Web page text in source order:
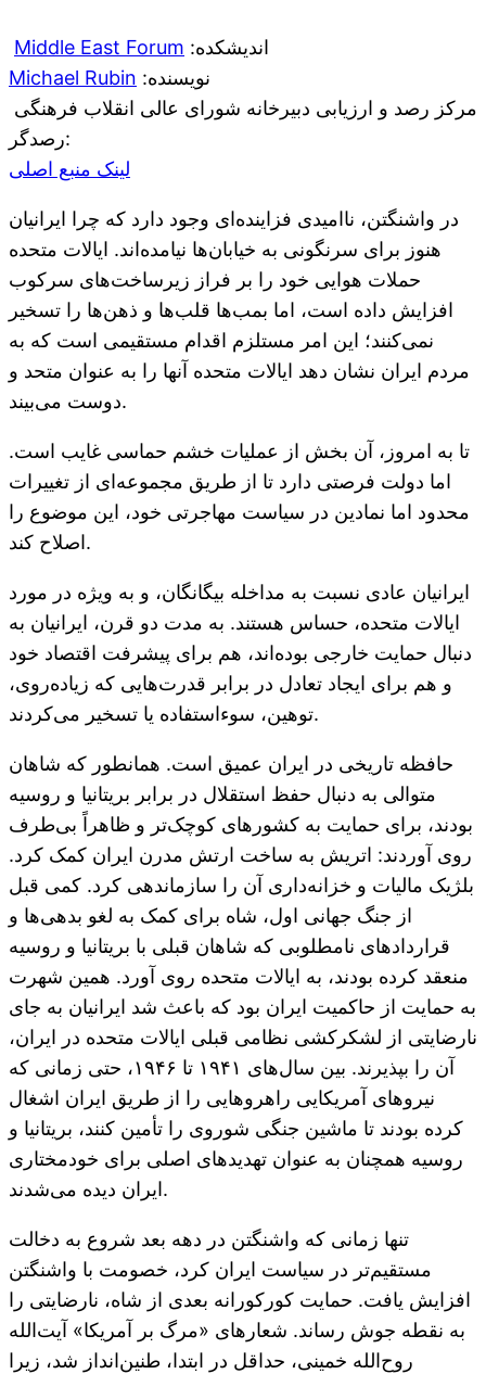
Middle East Forum :اندیشکده
Michael Rubin :نویسنده
مرکز رصد و ارزیابی دبیرخانه شورای عالی انقلاب فرهنگی
:رصدگر
لینک منبع اصلی
در واشنگتن، ناامیدی فزاینده‌ای وجود دارد که چرا ایرانیان
هنوز برای سرنگونی به خیابان‌ها نیامده‌اند. ایالات متحده
حملات هوایی خود را بر فراز زیرساخت‌های سرکوب
افزایش داده است، اما بمب‌ها قلب‌ها و ذهن‌ها را تسخیر
نمی‌کنند؛ این امر مستلزم اقدام مستقیمی است که به
مردم ایران نشان دهد ایالات متحده آنها را به عنوان متحد و
دوست می‌بیند.
تا به امروز، آن بخش از عملیات خشم حماسی غایب است.
اما دولت فرصتی دارد تا از طریق مجموعه‌ای از تغییرات
محدود اما نمادین در سیاست مهاجرتی خود، این موضوع را
اصلاح کند.
ایرانیان عادی نسبت به مداخله بیگانگان، و به ویژه در مورد
ایالات متحده، حساس هستند. به مدت دو قرن، ایرانیان به
دنبال حمایت خارجی بوده‌اند، هم برای پیشرفت اقتصاد خود
و هم برای ایجاد تعادل در برابر قدرت‌هایی که زیاده‌روی،
توهین، سوءاستفاده یا تسخیر می‌کردند.
حافظه تاریخی در ایران عمیق است. همانطور که شاهان
متوالی به دنبال حفظ استقلال در برابر بریتانیا و روسیه
بودند، برای حمایت به کشورهای کوچک‌تر و ظاهراً بی‌طرف
روی آوردند: اتریش به ساخت ارتش مدرن ایران کمک کرد.
بلژیک مالیات و خزانه‌داری آن را سازماندهی کرد. کمی قبل
از جنگ جهانی اول، شاه برای کمک به لغو بدهی‌ها و
قراردادهای نامطلوبی که شاهان قبلی با بریتانیا و روسیه
منعقد کرده بودند، به ایالات متحده روی آورد. همین شهرت
به حمایت از حاکمیت ایران بود که باعث شد ایرانیان به جای
نارضایتی از لشکرکشی نظامی قبلی ایالات متحده در ایران،
آن را بپذیرند. بین سال‌های ۱۹۴۱ تا ۱۹۴۶، حتی زمانی که
نیروهای آمریکایی راهروهایی را از طریق ایران اشغال
کرده بودند تا ماشین جنگی شوروی را تأمین کنند، بریتانیا و
روسیه همچنان به عنوان تهدیدهای اصلی برای خودمختاری
ایران دیده می‌شدند.
تنها زمانی که واشنگتن در دهه بعد شروع به دخالت
مستقیم‌تر در سیاست ایران کرد، خصومت با واشنگتن
افزایش یافت. حمایت کورکورانه بعدی از شاه، نارضایتی را
به نقطه جوش رساند. شعارهای «مرگ بر آمریکا» آیت‌الله
روح‌الله خمینی، حداقل در ابتدا، طنین‌انداز شد، زیرا